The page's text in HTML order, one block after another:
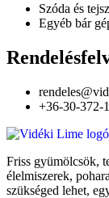
Szóda és
Egyéb bár
+36-30-372-
Friss gyümölcsök,
élelmiszerek,
szükséged lehet,